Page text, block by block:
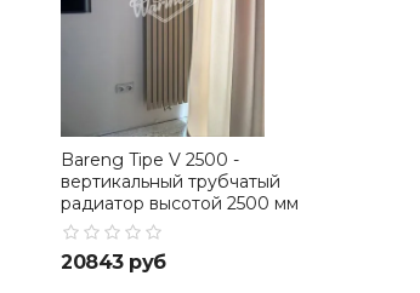
Bareng Tipe V 2500 -
вертикальный трубчатый
радиатор высотой 2500 мм
20843 руб